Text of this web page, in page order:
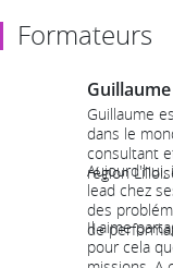
Formateurs
Guillaume
Guillaume
dans le
consultant
région
lead chez
des
de
Il aime
pour cela